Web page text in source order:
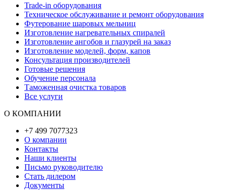
Trade-in оборудования
Техническое обслуживание и ремонт оборудования
Футерование шаровых мельниц
Изготовление нагревательных спиралей
Изготовление ангобов и глазурей на заказ
Изготовление моделей, форм, капов
Консультация производителей
Готовые решения
Обучение персонала
Таможенная очистка товаров
Все услуги
О КОМПАНИИ
+7 499 7077323
О компании
Контакты
Наши клиенты
Письмо руководителю
Стать дилером
Документы